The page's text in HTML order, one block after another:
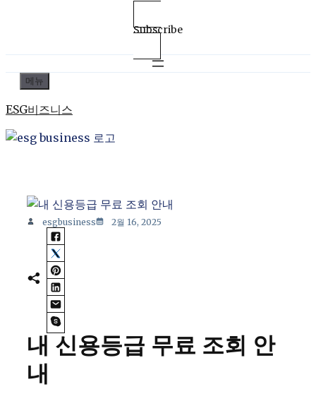
Subscribe
츠
로
메뉴
ESG비즈니스
esgbusiness 2월 16, 2025
내 신용등급 무료 조회 안
내